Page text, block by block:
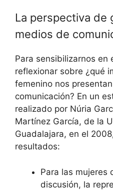
La perspectiva de
medios de
Para sensibilizarnos en
reflexionar sobre ¿qué
femenino nos
comunicación? En un
realizado por Núria
Martínez García, de la
Guadalajara, en el
resultados:
Para las mujeres
discusión, la